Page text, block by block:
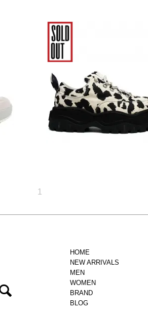
Eytys Angel Leopard
Canvas Sneakers
29,480円(税込)
1
HOME
NEW ARRIVALS
MEN
WOMEN
BRAND
BLOG